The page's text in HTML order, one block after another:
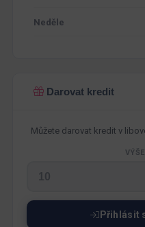
Neděle
Darovat kredit
Můžete darovat kredit v
Přihlásit